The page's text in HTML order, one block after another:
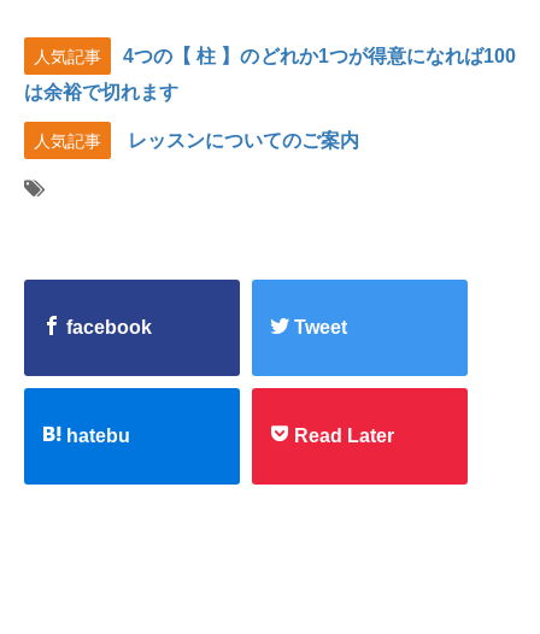
人気記事
4つの【 柱 】のどれか1つが得意になれば100
は余裕で切れます
人気記事 レッスンについてのご案内
facebook Tweet
hatebu Read Later